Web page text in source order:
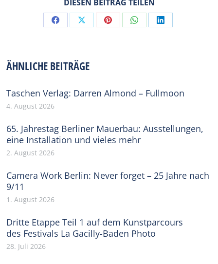
DIESEN BEITRAG TEILEN
Share Share Share Share Share
ÄHNLICHE BEITRÄGE
Taschen Verlag: Darren Almond – Fullmoon
4. August 2026
65. Jahrestag Berliner Mauerbau: Ausstellungen,
eine Installation und vieles mehr
2. August 2026
Camera Work Berlin: Never forget – 25 Jahre nach
9/11
1. August 2026
Dritte Etappe Teil 1 auf dem Kunstparcours
des Festivals La Gacilly-Baden Photo
28. Juli 2026